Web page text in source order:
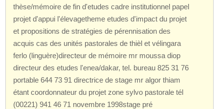
thèse/mémoire de fin d'etudes cadre institutionnel papel
projet d'appui l'élevagetheme etudes d'impact du projet
et propositions de stratégies de pérennisation des
acquis cas des unités pastorales de thièl et vélingara
ferlo (linguère)directeur de mémoire mr moussa diop
directeur des etudes l'enea/dakar, tel. bureau 825 31 76
portable 644 73 91 directrice de stage mr algor thiam
étant coordonnateur du projet zone sylvo pastorale tél
(00221) 941 46 71 novembre 1998stage pré